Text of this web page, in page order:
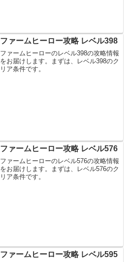
ファームヒーロー攻略 レベル398
ファームヒーローのレベル398の攻略情報
をお届けします。まずは、レベル398のク
リア条件です。
ファームヒーロー攻略 レベル576
ファームヒーローのレベル576の攻略情報
をお届けします。まずは、レベル576のク
リア条件です。
ファームヒーロー攻略 レベル595